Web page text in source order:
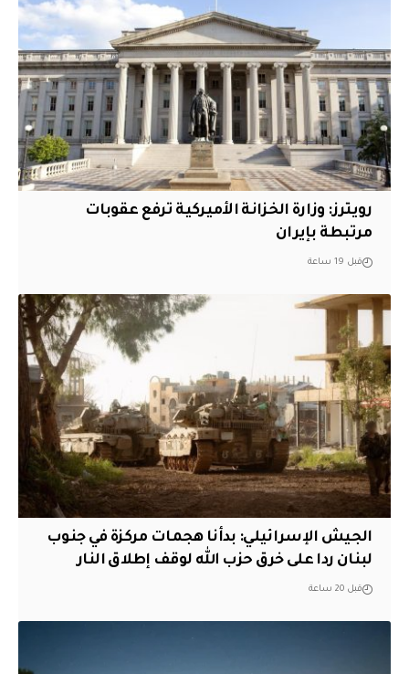
‏رويترز: وزارة الخزانة الأميركية ترفع عقوبات
مرتبطة بإيران
قبل 19 ساعة
الجيش الإسرائيلي: بدأنا هجمات مركزة في جنوب
لبنان ردا على خرق حزب الله لوقف إطلاق النار
قبل 20 ساعة